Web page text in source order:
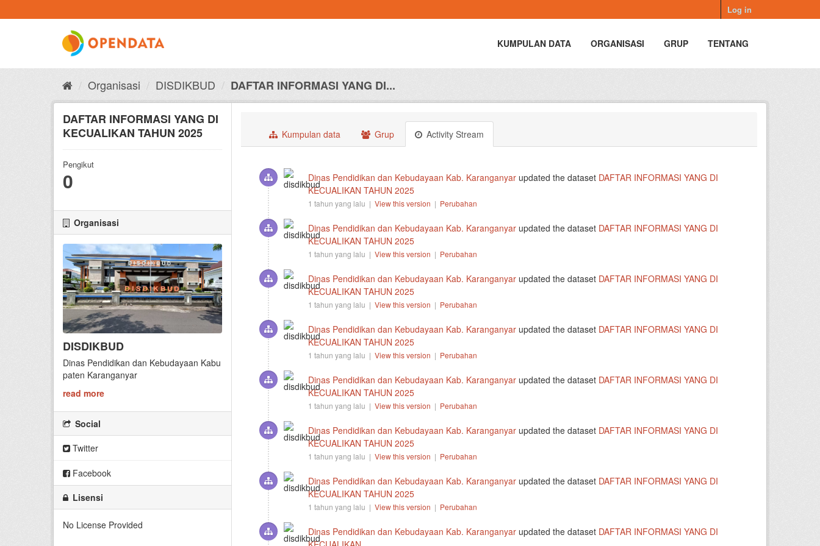
to
Log in
KUMPULAN DATA ORGANISASI GRUP TENTANG
Organisasi DISDIKBUD DAFTAR INFORMASI YANG DI...
DAFTAR INFORMASI YANG DI
KECUALIKAN TAHUN 2025
Pengikut
0
Organisasi
DISDIKBUD
Dinas Pendidikan dan Kebudayaan Kabu
paten Karanganyar
read more
Social
Twitter
Facebook
Lisensi
No License Provided
Kumpulan data Grup Activity Stream
Dinas Pendidikan dan Kebudayaan Kab. Karanganyar updated the dataset DAFTAR INFORMASI YANG DI
KECUALIKAN TAHUN 2025
1 tahun yang lalu | View this version | Perubahan
Dinas Pendidikan dan Kebudayaan Kab. Karanganyar updated the dataset DAFTAR INFORMASI YANG DI
KECUALIKAN TAHUN 2025
1 tahun yang lalu | View this version | Perubahan
Dinas Pendidikan dan Kebudayaan Kab. Karanganyar updated the dataset DAFTAR INFORMASI YANG DI
KECUALIKAN TAHUN 2025
1 tahun yang lalu | View this version | Perubahan
Dinas Pendidikan dan Kebudayaan Kab. Karanganyar updated the dataset DAFTAR INFORMASI YANG DI
KECUALIKAN TAHUN 2025
1 tahun yang lalu | View this version | Perubahan
Dinas Pendidikan dan Kebudayaan Kab. Karanganyar updated the dataset DAFTAR INFORMASI YANG DI
KECUALIKAN TAHUN 2025
1 tahun yang lalu | View this version | Perubahan
Dinas Pendidikan dan Kebudayaan Kab. Karanganyar updated the dataset DAFTAR INFORMASI YANG DI
KECUALIKAN TAHUN 2025
1 tahun yang lalu | View this version | Perubahan
Dinas Pendidikan dan Kebudayaan Kab. Karanganyar updated the dataset DAFTAR INFORMASI YANG DI
KECUALIKAN TAHUN 2025
1 tahun yang lalu | View this version | Perubahan
Dinas Pendidikan dan Kebudayaan Kab. Karanganyar updated the dataset DAFTAR INFORMASI YANG DI